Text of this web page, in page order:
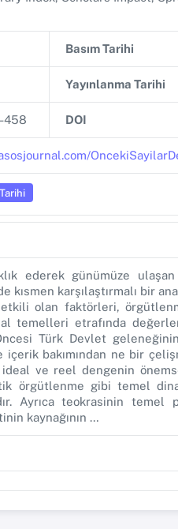
Basım Tarihi
Yayınlanma Tarihi
DOI
ederek günümüze
kısmen karşılaştırmalı bir
olan faktörleri,
temelleri etrafında
Türk Devlet
içerik bakımından ne bir
ve reel dengenin
örgütlenme gibi temel
Ayrıca teokrasinin
kaynağının …